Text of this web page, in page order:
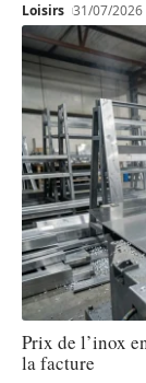
Loisirs 31/07/2026
Prix de l’inox
la facture